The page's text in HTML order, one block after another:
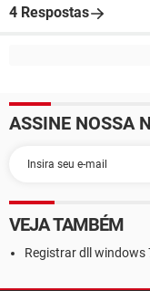
4 Respostas
ASSINE NOSSA
VEJA TAMBÉM
Registrar dll windows